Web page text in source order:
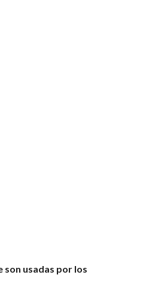
son usadas por los